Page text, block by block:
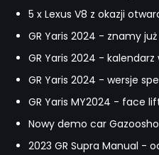
5 x Lexus V8 z okazji
GR Yaris 2024 - znamy
GR Yaris 2024 -
GR Yaris 2024 - wersje
GR Yaris MY2024 - face
Nowy demo car
2023 GR Supra Manual -